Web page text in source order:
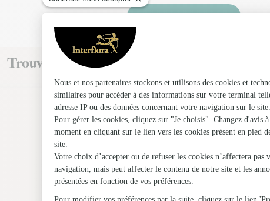
Faire livrer des fleurs
Trouvez un fleuriste Interflora à Rognonas et